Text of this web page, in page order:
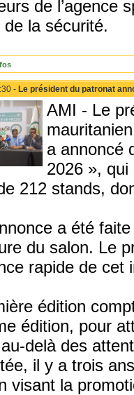
de l’agence
de la sécurité.
- Le président du patronat
AMI - Le
a annoncé
2026 », qui
212 stands,
a été
du salon. Le
rapide de cet
édition
édition, pour
delà des
il y a trois
visant la